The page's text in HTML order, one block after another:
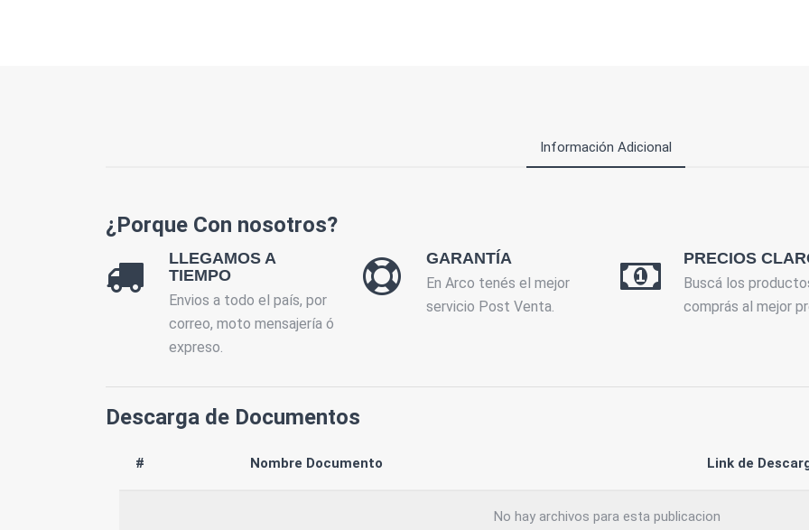
Información Adicional
¿Porque Con nosotros?
LLEGAMOS A
TIEMPO
Envios a todo el país, por
correo, moto mensajería ó
expreso.
GARANTÍA
En Arco tenés el mejor
servicio Post Venta.
PRECIOS
Buscá los
comprás al mejor
Descarga de Documentos
# Nombre Documento Link de
No hay archivos para esta publicacion